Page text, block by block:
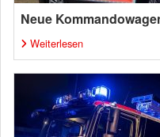
Neue
Weiterlesen